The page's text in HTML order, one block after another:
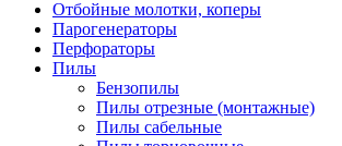
Отбойные молотки, коперы
Парогенераторы
Перфораторы
Пилы
Бензопилы
Пилы отрезные (монтажные)
Пилы сабельные